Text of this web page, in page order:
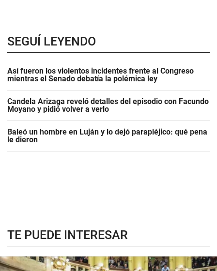
SEGUÍ LEYENDO
Así fueron los violentos incidentes frente al Congreso
mientras el Senado debatía la polémica ley
Candela Arizaga reveló detalles del episodio con Facundo
Moyano y pidió volver a verlo
Baleó un hombre en Luján y lo dejó parapléjico: qué pena
le dieron
TE PUEDE INTERESAR